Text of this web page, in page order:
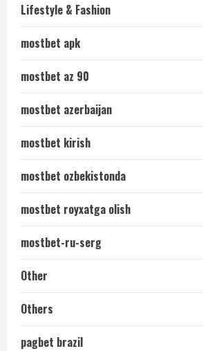
Lifestyle & Fashion
mostbet apk
mostbet az 90
mostbet azerbaijan
mostbet kirish
mostbet ozbekistonda
mostbet royxatga olish
mostbet-ru-serg
Other
Others
pagbet brazil